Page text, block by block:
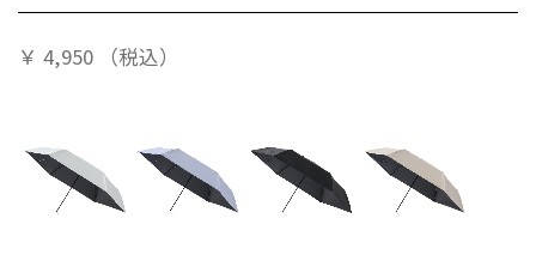
￥ 4,950 （税込）